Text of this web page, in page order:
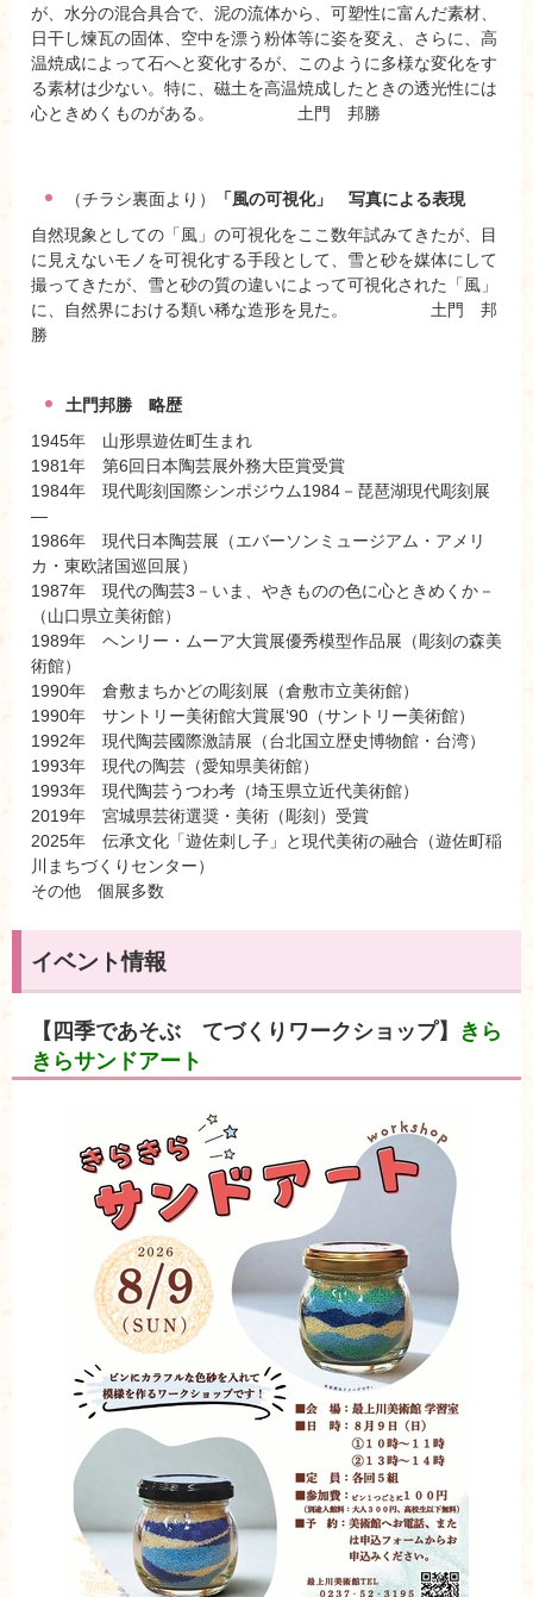
が、水分の混合具合で、泥の流体から、可塑性に富んだ素材、
日干し煉瓦の固体、空中を漂う粉体等に姿を変え、さらに、高
温焼成によって石へと変化するが、このように多様な変化をす
る素材は少ない。特に、磁土を高温焼成したときの透光性には
心ときめくものがある。 土門 邦勝
（チラシ裏面より）
「風の可視化」 写真による表現
自然現象としての「風」の可視化をここ数年試みてきたが、目
に見えないモノを可視化する手段として、雪と砂を媒体にして
撮ってきたが、雪と砂の質の違いによって可視化された「風」
に、自然界における類い稀な造形を見た。 土門 邦
勝
土門邦勝 略歴
1945年 山形県遊佐町生まれ
1981年 第6回日本陶芸展外務大臣賞受賞
1984年 現代彫刻国際シンポジウム1984－琵琶湖現代彫刻展
―
1986年 現代日本陶芸展（エバーソンミュージアム・アメリ
カ・東欧諸国巡回展）
1987年 現代の陶芸3－いま、やきものの色に心ときめくか－
（山口県立美術館）
1989年 ヘンリー・ムーア大賞展優秀模型作品展（彫刻の森美
術館）
1990年 倉敷まちかどの彫刻展（倉敷市立美術館）
1990年 サントリー美術館大賞展‘90（サントリー美術館）
1992年 現代陶芸國際激請展（台北国立歴史博物館・台湾）
1993年 現代の陶芸（愛知県美術館）
1993年 現代陶芸うつわ考（埼玉県立近代美術館）
2019年 宮城県芸術選奨・美術（彫刻）受賞
2025年 伝承文化「遊佐刺し子」と現代美術の融合（遊佐町稲
川まちづくりセンター）
その他 個展多数
イベント情報
【四季であそぶ てづくりワークショップ】 きら
きらサンドアート